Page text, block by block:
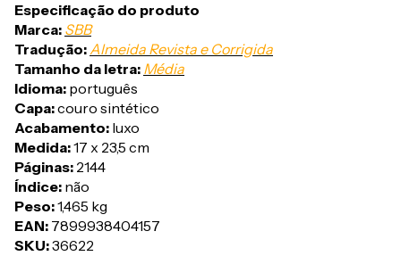
Especificação do produto
Marca: SBB
Tradução:Almeida Revista e Corrigida
Tamanho da letra: Média
Idioma: português
Capa:couro sintético
Acabamento: luxo
Medida:17 x 23,5 cm
Páginas: 2144
Índice: não
Peso:1,465 kg
EAN: 7899938404157
SKU:36622